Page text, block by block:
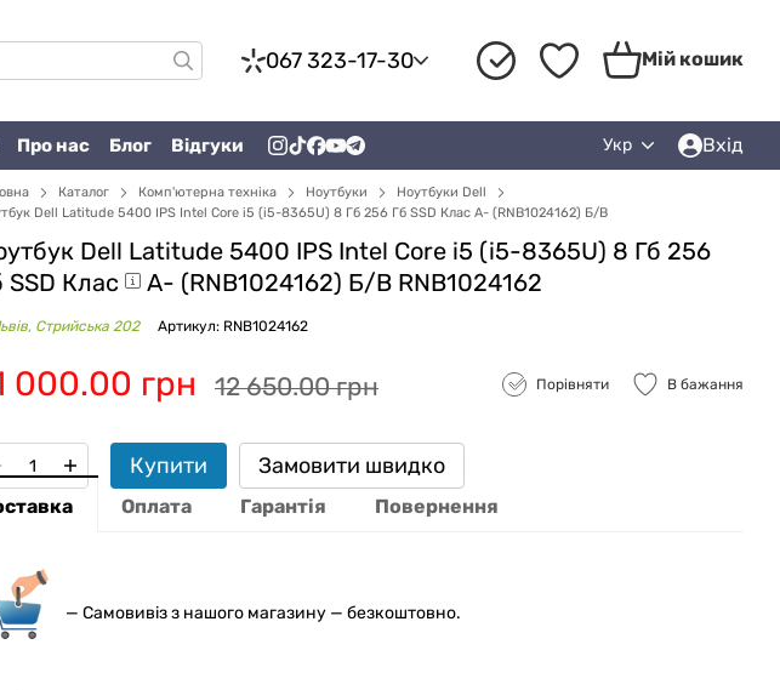
067 323-17-30 Мій кошик
Про нас Блог Відгуки Укр Вхід
Каталог Комп'ютерна техніка Ноутбуки
Ноутбуки Dell
Dell Latitude 5400 IPS Intel Core i5 (i5-8365U) 8 Гб 256 Гб SSD Клас A- (RNB1024162) Б/В
Dell Latitude 5400 IPS Intel Core i5 (i5-8365U) 8 Гб 256
SSD Клас A- (RNB1024162) Б/В RNB1024162
Стрийська 202 Артикул: RNB1024162
000.00 грн 12 650.00 грн Порівняти В бажання
Купити Замовити швидко
Оплата Гарантія Повернення
— Самовивіз з нашого магазину — безкоштовно.